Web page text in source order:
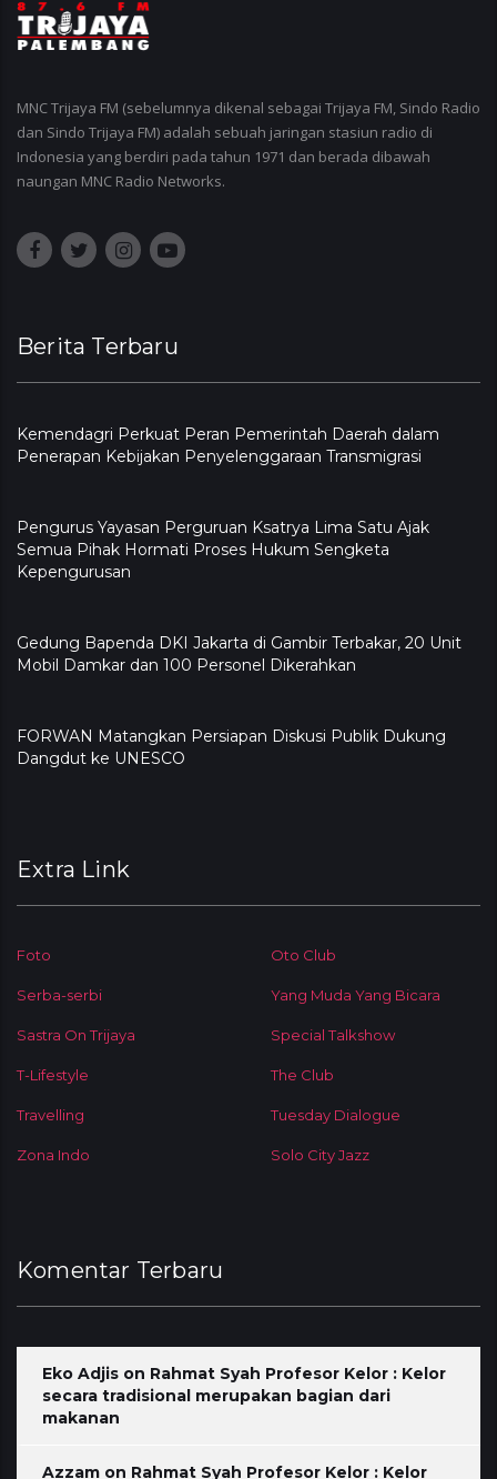
MNC Trijaya FM (sebelumnya dikenal sebagai Trijaya FM, Sindo Radio
dan Sindo Trijaya FM) adalah sebuah jaringan stasiun radio di
Indonesia yang berdiri pada tahun 1971 dan berada dibawah
naungan MNC Radio Networks.
Berita Terbaru
Kemendagri Perkuat Peran Pemerintah Daerah dalam
Penerapan Kebijakan Penyelenggaraan Transmigrasi
Pengurus Yayasan Perguruan Ksatrya Lima Satu Ajak
Semua Pihak Hormati Proses Hukum Sengketa
Kepengurusan
Gedung Bapenda DKI Jakarta di Gambir Terbakar, 20 Unit
Mobil Damkar dan 100 Personel Dikerahkan
FORWAN Matangkan Persiapan Diskusi Publik Dukung
Dangdut ke UNESCO
Extra Link
Foto Oto Club
Serba-serbi Yang Muda Yang Bicara
Sastra On Trijaya Special Talkshow
T-Lifestyle The Club
Travelling Tuesday Dialogue
Zona Indo Solo City Jazz
Komentar Terbaru
Eko Adjis on Rahmat Syah Profesor Kelor : Kelor
secara tradisional merupakan bagian dari
makanan
Azzam on Rahmat Syah Profesor Kelor : Kelor